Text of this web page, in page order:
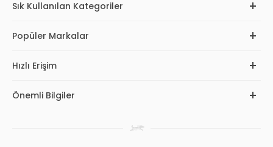
Sık Kullanılan Kategoriler
Popüler Markalar
Hızlı Erişim
Önemli Bilgiler